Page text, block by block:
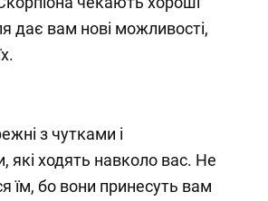
дає вам нові можливості,
з чутками і
які ходять навколо вас. Не
їм, бо вони принесуть вам